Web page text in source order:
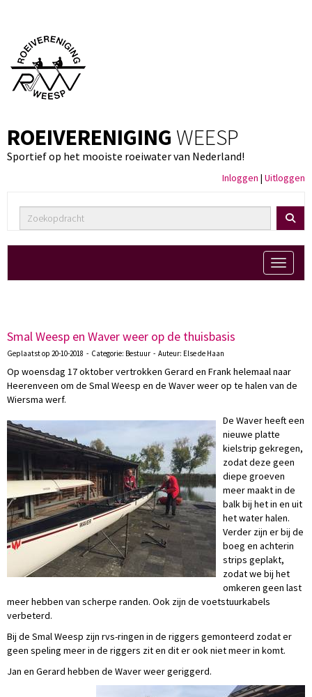
ROEIVERENIGING WEESP
Sportief op het mooiste roeiwater van Nederland!
Inloggen | Uitloggen
Toggle
Smal Weesp en Waver weer op de thuisbasis
Geplaatst op 20-10-2018 - Categorie: Bestuur - Auteur: Else de Haan
Op woensdag 17 oktober vertrokken Gerard en Frank helemaal naar
Heerenveen om de Smal Weesp en de Waver weer op te halen van de
Wiersma werf.
De Waver heeft een
nieuwe platte
kielstrip gekregen,
zodat deze geen
diepe groeven
meer maakt in de
balk bij het in en uit
het water halen.
Verder zijn er bij de
boeg en achterin
strips geplakt,
zodat we bij het
omkeren geen last
meer hebben van scherpe randen. Ook zijn de voetstuurkabels
verbeterd.
Bij de Smal Weesp zijn rvs-ringen in de riggers gemonteerd zodat er
geen speling meer in de riggers zit en dit er ook niet meer in komt.
Jan en Gerard hebben de Waver weer geriggerd.